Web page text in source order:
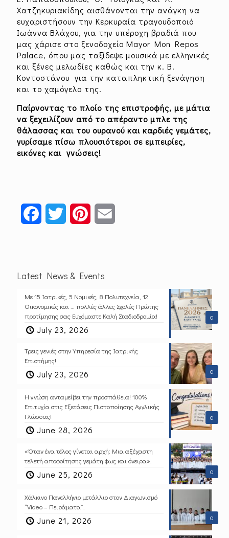
Χατζηκυριακίδης αισθάνονται την ανάγκη να
ευχαριστήσουν την Κερκυραία τραγουδοποιό
Ιωάννα Βλάχου, για την υπέροχη βραδιά που
μας χάρισε στο ξενοδοχείο Mayor Mon Repos
Palace, όπου μας ταξίδεψε μουσικά με ελληνικές
και ξένες μελωδίες καθώς και την κ. Β.
Κοντοστάνου για την καταπληκτική ξενάγηση
και το χαμόγελο της.
Παίρνοντας το πλοίο της επιστροφής, με μάτια
να ξεχειλίζουν από το απέραντο μπλε της
θάλασσας και του ουρανού και καρδιές γεμάτες,
γυρίσαμε πίσω πλουσιότεροι σε εμπειρίες,
εικόνες και γνώσεις!
FacebookTwitter Pinterest
Latest News & Events
0
Με 15 Ιατρικές, 5 Νομικές, 8 Πολυτεχνεία, 12
Οικονομικές και … πολλές άλλες Σχολές Πρώτης
προτίμησης σας Ευχόμαστε Καλή Σταδιοδρομία!
July 23, 2026
0
Τρεις γενιές στην Υπηρεσία της Ιατρικής
Επιστήμης!
July 23, 2026
0
Η γνώση ανταμείβει την προσπάθεια! 100%
Επιτυχία στις Εξετάσεις Πιστοποίησης Αγγλικής
Γλώσσας!
June 28, 2026
0
«Όταν ένα τέλος γίνεται αρχή: Μια αξέχαστη
τελετή αποφοίτησης γεμάτη φως και όνειρα».
June 25, 2026
0
Χάλκινο Πανελλήνιο μετάλλιο στον Διαγωνισμό
“Video – Πειράματα”.
June 21, 2026